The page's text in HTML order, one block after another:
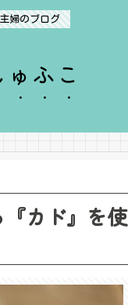
婦のブログ
ふこ
『カド』を使